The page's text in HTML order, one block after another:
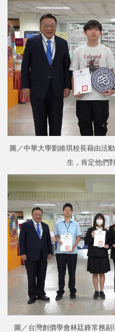
圖／中華大學劉維琪校長藉由活
生，肯定他們
圖／台灣創價學會林廷鋒常務